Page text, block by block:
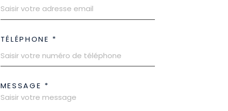
TÉLÉPHONE *
MESSAGE *